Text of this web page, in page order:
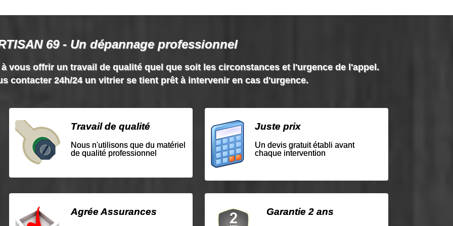
69 - Un dépannage professionnel
à vous offrir un travail de qualité quel que soit les circonstances et l'urgence de l'appel.
contacter 24h/24 un vitrier se tient prêt à intervenir en cas d'urgence.
Travail de qualité
Nous n'utilisons que du matériel
de qualité professionnel
Juste prix
Un devis gratuit établi avant
chaque intervention
Agrée Assurances Garantie 2 ans